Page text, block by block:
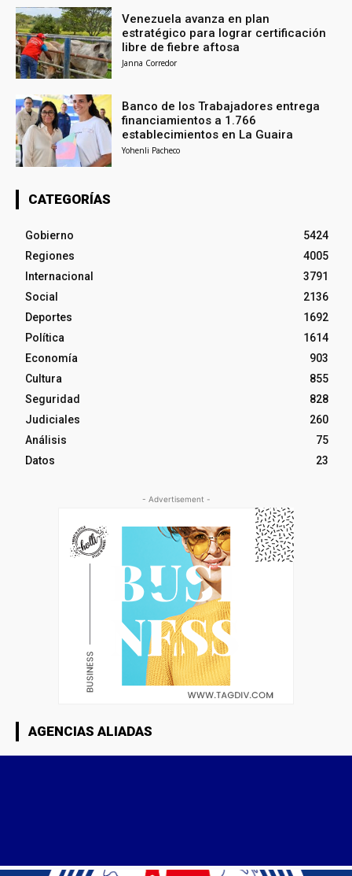
Venezuela avanza en plan
estratégico para lograr certificación
libre de fiebre aftosa
Janna Corredor
Banco de los Trabajadores entrega
financiamientos a 1.766
establecimientos en La Guaira
Yohenli Pacheco
CATEGORÍAS
Gobierno
5424
Regiones
4005
Internacional
3791
Social
2136
Deportes
1692
Política
1614
Economía
903
Cultura
855
Seguridad
828
Judiciales
260
Análisis
75
Datos
23
- Advertisement -
AGENCIAS ALIADAS